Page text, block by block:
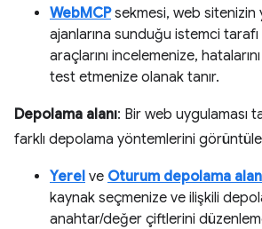
WebMCPsekmesi, web sitenizin
ajanlarına sunduğu istemci
araçlarını incelemenize,
test etmenize olanak tanır.
Depolama alanı: Bir web uygulaması
farklı depolama yöntemlerini
Yerel ve Oturum depolama
kaynak seçmenize ve ilişkili
anahtar/değer çiftlerini